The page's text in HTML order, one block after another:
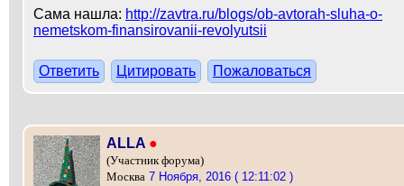
Сама нашла: http://zavtra.ru/blogs/ob-avtorah-sluha-o-
nemetskom-finansirovanii-revolyutsii
Ответить Цитировать Пожаловаться
ALLA ●
(Участник форума)
Москва 7 Ноября, 2016 ( 12:11:02 )